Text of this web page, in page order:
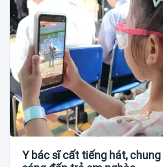
Y bác sĩ cất tiếng hát,